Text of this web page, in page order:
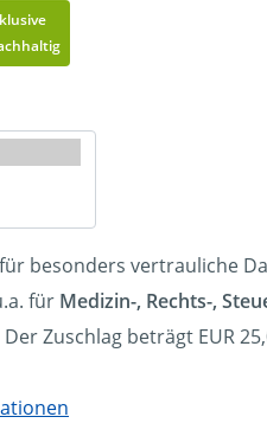
besonders vertrauliche
für Medizin-, Rechts-,
Der Zuschlag beträgt EUR